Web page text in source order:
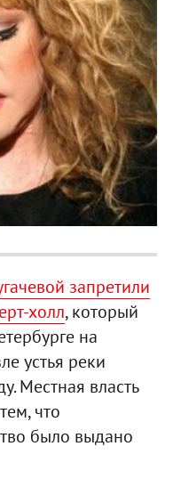
запретили
холл, который
на
устья реки
Местная власть
что
было выдано